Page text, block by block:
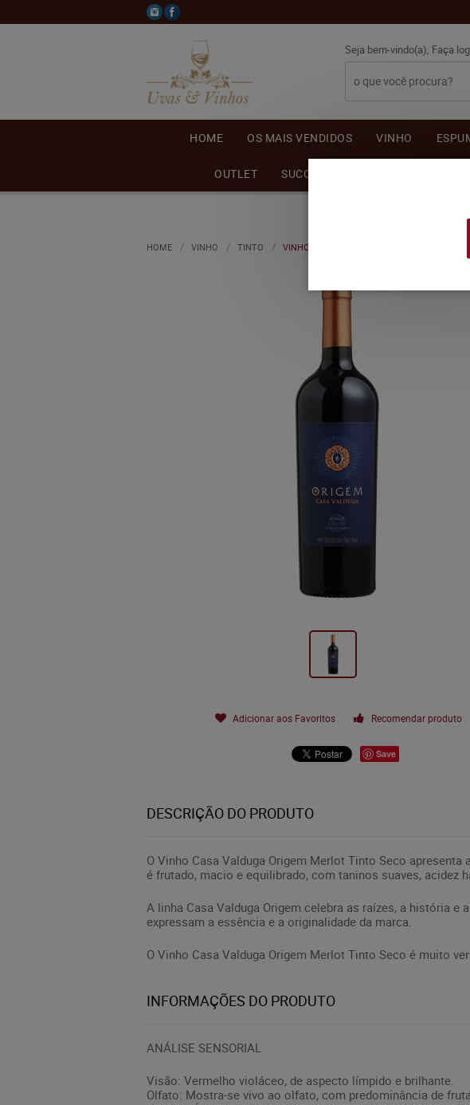
Seja bem-vindo(a), Faça
HOME OS MAIS VENDIDOS VINHO
OUTLET SUCO DE UVA
HOME VINHO TINTO VINHO CASA VALDUGA ORIGEM MERLOT
Adicionar aos Favoritos Recomendar produto
Save
DESCRIÇÃO DO PRODUTO
O Vinho Casa Valduga Origem Merlot Tinto Seco
é frutado, macio e equilibrado, com taninos suaves, acidez
A linha Casa Valduga Origem celebra as raízes, a história
expressam a essência e a originalidade da marca.
O Vinho Casa Valduga Origem Merlot Tinto Seco é muito
INFORMAÇÕES DO PRODUTO
ANÁLISE SENSORIAL
Visão: Vermelho violáceo, de aspecto límpido e brilhante.
Olfato: Mostra-se vivo ao olfato, com predominância de